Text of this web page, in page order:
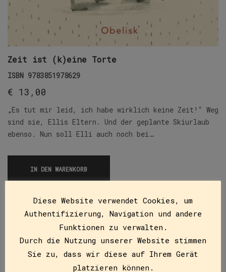
Zeit ist (k)eine Torte
ISBN 9783851978629
€ 13,00
„Es tut mir leid, ich habe wirklich keine Zeit!“ Weg
sind sie, Ellis Eltern. Und der geplante Skiurlaub
ebenso. Nun soll Elli auch noch bei…
IN DEN WARENKORB
Diese Website verwendet Cookies, um
Authentifizierung, Navigation und andere
Funktionen zu verwalten.
Durch die Nutzung unserer Website stimmen
Sie zu, dass wir diese auf Ihrem Gerät
platzieren können.